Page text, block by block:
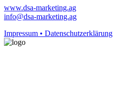
www.dsa-marketing.ag
info@dsa-marketing.ag
Impressum • Datenschutzerklärung